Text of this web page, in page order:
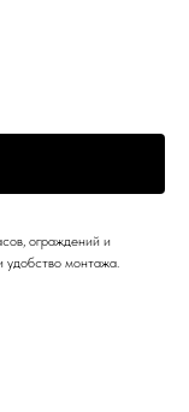
ограждений и
удобство монтажа.